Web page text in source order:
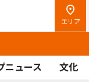
エリア
ニュース 文化